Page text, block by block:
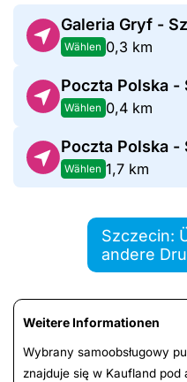
Galeria Gryf -
Wählen 0,3 km
Poczta Polska -
Wählen 0,4 km
Wählen 1,7 km
Szczecin:
andere
Weitere Informationen
Wybrany samoobsługowy
znajduje się w Kaufland pod